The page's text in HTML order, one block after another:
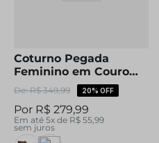
Coturno Pegada
Feminino em Couro
Preto Cano Curto
281422-02
R$ 349,99 20% OFF
R$ 279,99
Em até 5x de R$ 55,99
sem juros